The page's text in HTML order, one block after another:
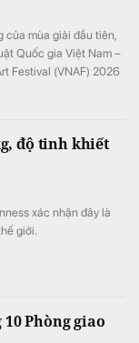
của mùa giải đầu tiên,
Quốc gia Việt Nam –
Festival (VNAF) 2026
độ tinh khiết
xác nhận đây là
giới.
Phòng giao